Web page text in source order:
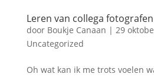
Leren van collega fotografen
door Boukje Canaan | 29
Uncategorized
Oh wat kan ik me trots voelen